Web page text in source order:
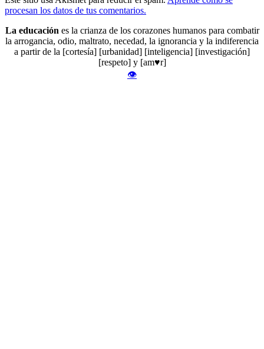
procesan los datos de tus comentarios.
La educaciónes la crianza de los corazones humanos para combatir
la arrogancia, odio, maltrato, necedad, la ignorancia y la indiferencia
a partir de la [cortesía] [urbanidad] [inteligencia] [investigación]
[respeto] y [am♥r]
👁